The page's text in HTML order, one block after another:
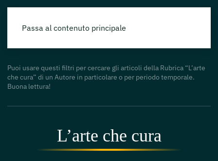
Passa al contenuto principale
Puoi usare questi filtri per cercare gli articoli della Rubrica “L’arte
che cura” di un Autore in particolare o per periodo temporale.
Buona lettura!
L’arte che cura